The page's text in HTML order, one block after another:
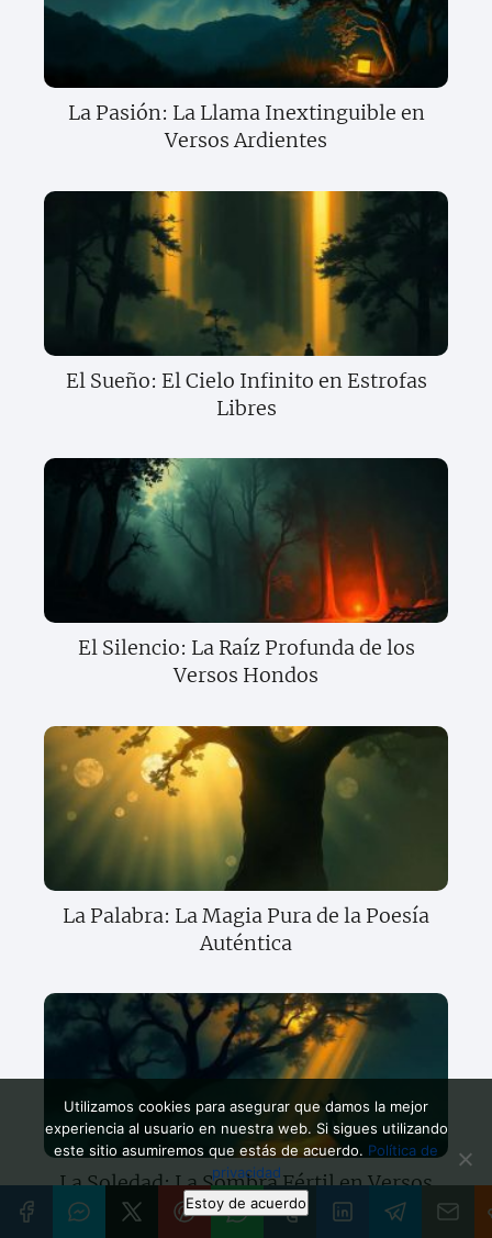
La Pasión: La Llama Inextinguible en
Versos Ardientes
El Sueño: El Cielo Infinito en Estrofas
Libres
El Silencio: La Raíz Profunda de los
Versos Hondos
La Palabra: La Magia Pura de la Poesía
Auténtica
La Soledad: La Sombra Fértil en Versos
Claros
Utilizamos cookies para asegurar que damos la mejor
experiencia al usuario en nuestra web. Si sigues utilizando
este sitio asumiremos que estás de acuerdo. Política de
privacidad
Estoy de acuerdo